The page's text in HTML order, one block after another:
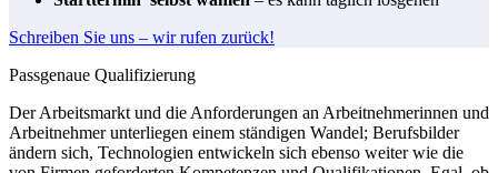
Schreiben Sie uns – wir rufen zurück!
Passgenaue Qualifizierung
Der Arbeitsmarkt und die Anforderungen an Arbeitnehmerinnen und
Arbeitnehmer unterliegen einem ständigen Wandel; Berufsbilder
ändern sich, Technologien entwickeln sich ebenso weiter wie die